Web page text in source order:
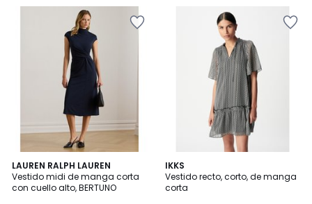
LAUREN RALPH LAUREN
Vestido midi de manga corta
con cuello alto, BERTUNO
5
/
5
IKKS
Vestido recto, corto, de manga
corta